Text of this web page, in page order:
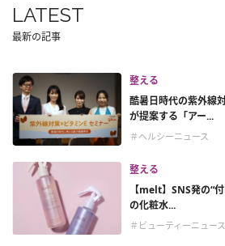
LATEST
最新の記事
整える
酷暑日時代の紫外線
が提案する「アー...
＃ヘルシーニュース
整える
【melt】SNS発の“
の化粧水...
＃ビューティーニュース